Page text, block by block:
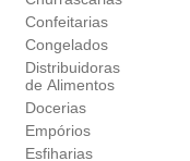
Confeitarias
Congelados
Distribuidoras
de Alimentos
Docerias
Empórios
Esfiharias